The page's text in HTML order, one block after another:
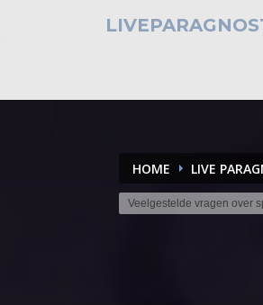
HOME LIVE
Veelgestelde vragen over